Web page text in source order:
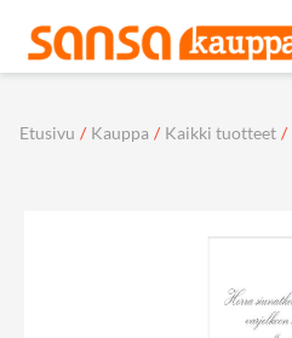
Etusivu / Kauppa / Kaikki tuotteet /